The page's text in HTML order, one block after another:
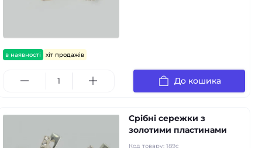
в наявності хіт продажів
До кошика
Срібні сережки з
золотими пластинами
Код товару: 189с